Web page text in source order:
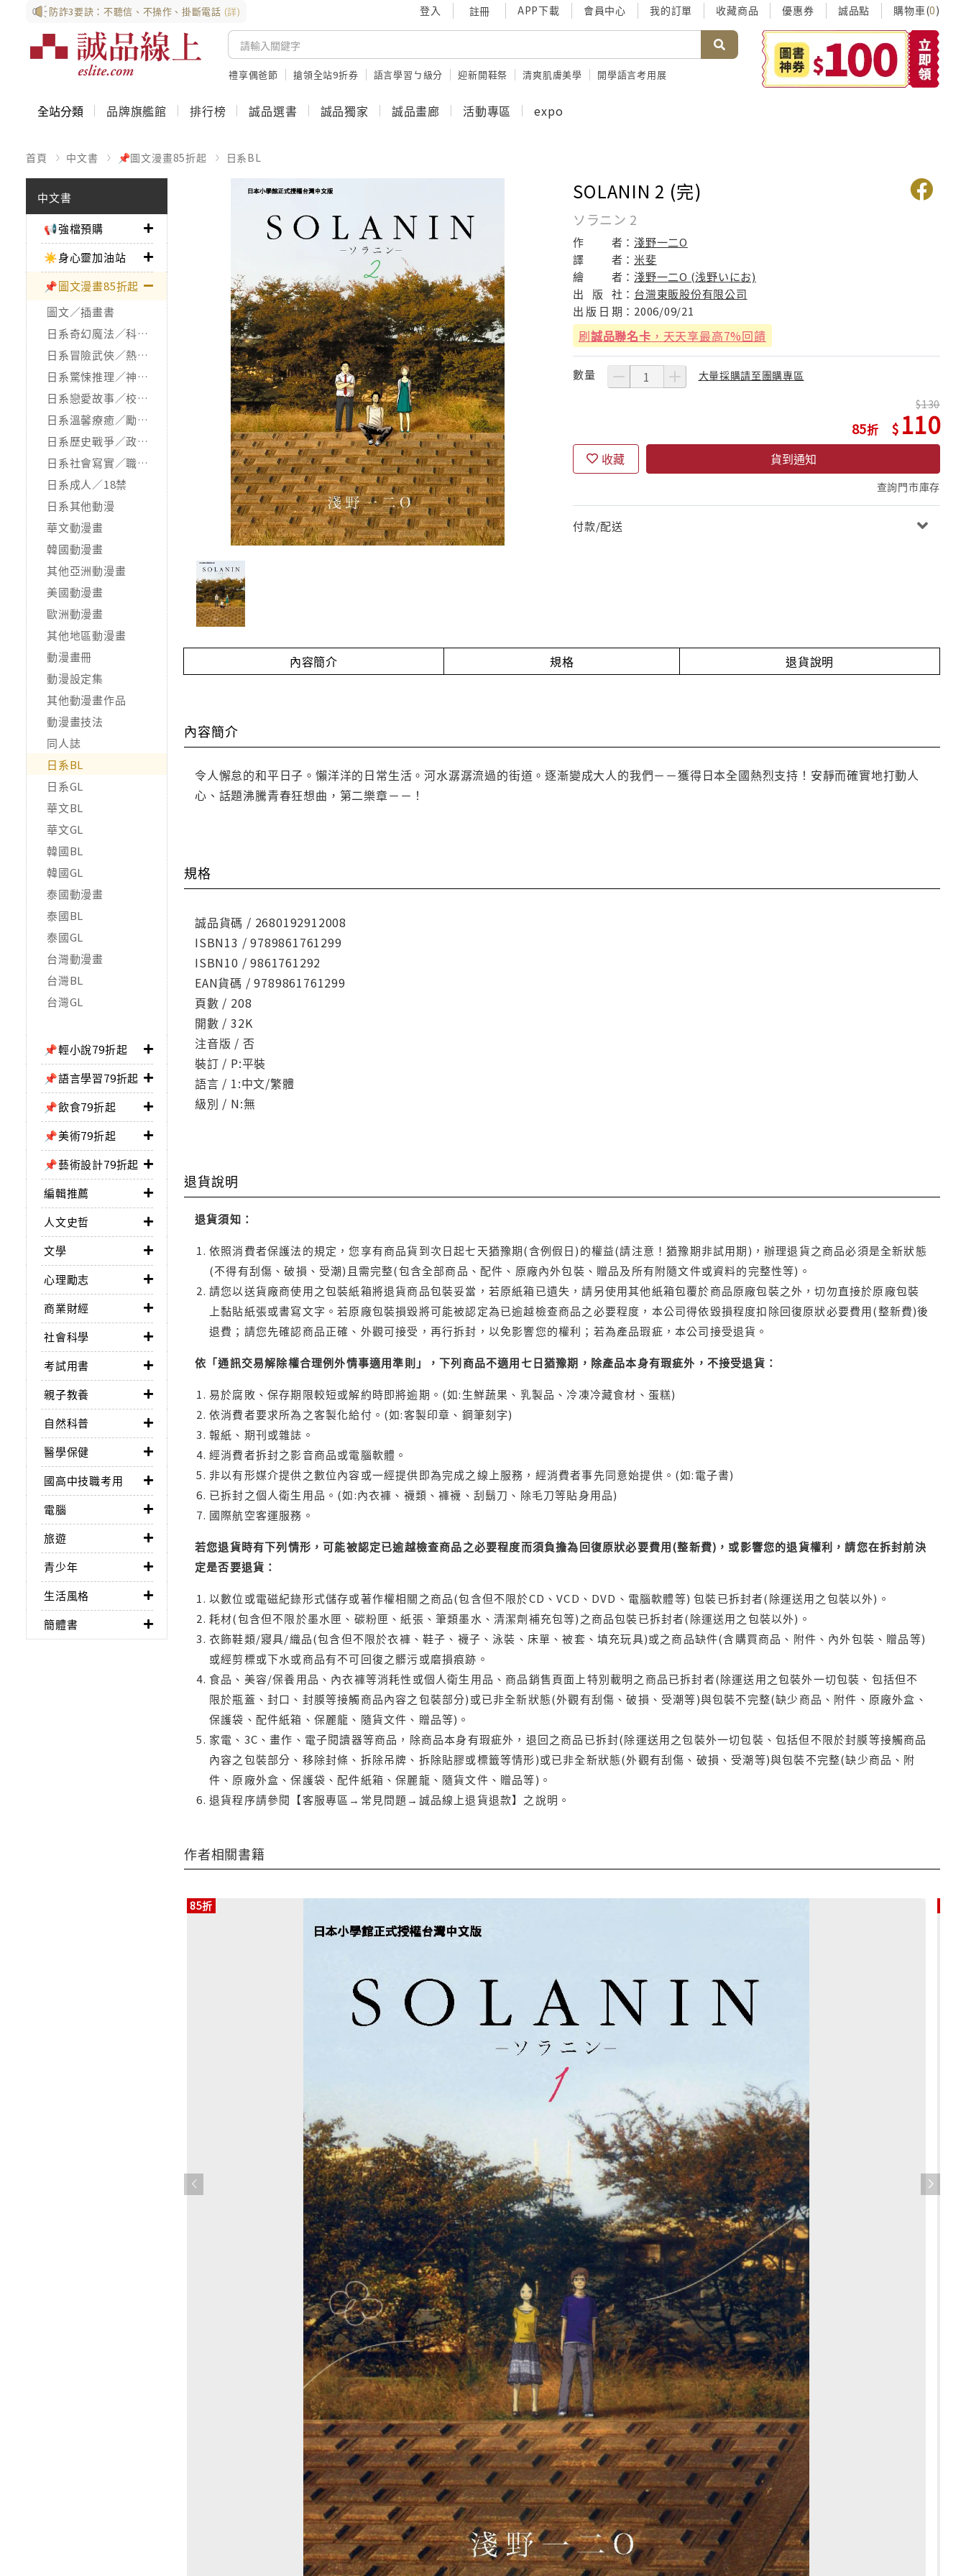
防詐3要訣：不聽信、不操作、掛斷電話 (詳) 登入 註冊 APP下載 會員中心 我的訂單 收藏商品 優惠券 誠品點 購物車(0)
禮享偶爸節 搶領全站9折券 語言學習ㄅ級分 迎新開鞋祭 清爽肌膚美學 開學語言考用展
全站分類 品牌旗艦館 排行榜 誠品選書 誠品獨家 誠品畫廊 活動專區 expo
首頁 中文書 📌圖文漫畫85折起 日系BL
中文書
📢強檔預購
☀️身心靈加油站
📌圖文漫畫85折起
圖文／插畫書
日系奇幻魔法／科幻冒險
日系冒險武俠／熱血運動
日系驚悚推理／神怪靈異
日系戀愛故事／校園青春
日系溫馨療癒／勵志搞笑
日系歷史戰爭／政治宗教
日系社會寫實／職場職人
日系成人／18禁
日系其他動漫
華文動漫畫
韓國動漫畫
其他亞洲動漫畫
美國動漫畫
歐洲動漫畫
其他地區動漫畫
動漫畫冊
動漫設定集
其他動漫畫作品
動漫畫技法
同人誌
日系BL
日系GL
華文BL
華文GL
韓國BL
韓國GL
泰國動漫畫
泰國BL
泰國GL
台灣動漫畫
台灣BL
台灣GL
📌輕小說79折起
📌語言學習79折起
📌飲食79折起
📌美術79折起
📌藝術設計79折起
編輯推薦
人文史哲
文學
心理勵志
商業財經
社會科學
考試用書
親子教養
自然科普
醫學保健
國高中技職考用
電腦
旅遊
青少年
生活風格
簡體書
SOLANIN 2 (完)
ソラニン 2
作 者：淺野一二O
譯
者：米斐
繪
者：淺野一二O (浅野いにお)
出
版 社： 台灣東販股份有限公司
出 版 日 期： 2006/09/21
刷誠品聯名卡 ，天天享最高7%回饋
數量 大量採購請至團購專區
85
130
110
收藏 貨到通知
查詢門市庫存
付款/配送
內容簡介 規格 退貨說明
內容簡介
令人懈怠的和平日子。懶洋洋的日常生活。河水潺潺流過的街道。逐漸變成大人的我們－－獲得日本全國熱烈支持！安靜而確實地打動人
心、話題沸騰青春狂想曲，第二樂章－－！
規格
誠品貨碼 / 2680192912008
ISBN13 / 9789861761299
ISBN10 / 9861761292
EAN貨碼 / 9789861761299
頁數 / 208
開數 / 32K
注音版 / 否
裝訂 / P:平裝
語言 / 1:中文/繁體
級別 / N:無
退貨說明
退貨須知：
依照消費者保護法的規定，您享有商品貨到次日起七天猶豫期(含例假日)的權益(請注意！猶豫期非試用期)，辦理退貨之商品必須是全新狀態
(不得有刮傷、破損、受潮)且需完整(包含全部商品、配件、原廠內外包裝、贈品及所有附隨文件或資料的完整性等)。
請您以送貨廠商使用之包裝紙箱將退貨商品包裝妥當，若原紙箱已遺失，請另使用其他紙箱包覆於商品原廠包裝之外，切勿直接於原廠包裝
上黏貼紙張或書寫文字。若原廠包裝損毀將可能被認定為已逾越檢查商品之必要程度，本公司得依毀損程度扣除回復原狀必要費用(整新費)後
退費；請您先確認商品正確、外觀可接受，再行拆封，以免影響您的權利；若為產品瑕疵，本公司接受退貨。
依「通訊交易解除權合理例外情事適用準則」，下列商品不適用七日猶豫期，除產品本身有瑕疵外，不接受退貨：
易於腐敗、保存期限較短或解約時即將逾期。(如:生鮮蔬果、乳製品、冷凍冷藏食材、蛋糕)
依消費者要求所為之客製化給付。(如:客製印章、鋼筆刻字)
報紙、期刊或雜誌。
經消費者拆封之影音商品或電腦軟體。
非以有形媒介提供之數位內容或一經提供即為完成之線上服務，經消費者事先同意始提供。(如:電子書)
已拆封之個人衛生用品。(如:內衣褲、襪類、褲襪、刮鬍刀、除毛刀等貼身用品)
國際航空客運服務。
若您退貨時有下列情形，可能被認定已逾越檢查商品之必要程度而須負擔為回復原狀必要費用(整新費)，或影響您的退貨權利，請您在拆封前決
定是否要退貨：
以數位或電磁紀錄形式儲存或著作權相關之商品(包含但不限於CD、VCD、DVD、電腦軟體等) 包裝已拆封者(除運送用之包裝以外)。
耗材(包含但不限於墨水匣、碳粉匣、紙張、筆類墨水、清潔劑補充包等)之商品包裝已拆封者(除運送用之包裝以外)。
衣飾鞋類/寢具/織品(包含但不限於衣褲、鞋子、襪子、泳裝、床單、被套、填充玩具)或之商品缺件(含購買商品、附件、內外包裝、贈品等)
或經剪標或下水或商品有不可回復之髒污或磨損痕跡。
食品、美容/保養用品、內衣褲等消耗性或個人衛生用品、商品銷售頁面上特別載明之商品已拆封者(除運送用之包裝外一切包裝、包括但不
限於瓶蓋、封口、封膜等接觸商品內容之包裝部分)或已非全新狀態(外觀有刮傷、破損、受潮等)與包裝不完整(缺少商品、附件、原廠外盒、
保護袋、配件紙箱、保麗龍、隨貨文件、贈品等)。
家電、3C、畫作、電子閱讀器等商品，除商品本身有瑕疵外，退回之商品已拆封(除運送用之包裝外一切包裝、包括但不限於封膜等接觸商品
內容之包裝部分、移除封條、拆除吊牌、拆除貼膠或標籤等情形)或已非全新狀態(外觀有刮傷、破損、受潮等)與包裝不完整(缺少商品、附
件、原廠外盒、保護袋、配件紙箱、保麗龍、隨貨文件、贈品等)。
退貨程序請參閱【客服專區→常見問題→誠品線上退貨退款】之說明。
作者相關書籍
85折